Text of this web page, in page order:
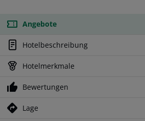
Angebote
Hotelbeschreibung
Hotelmerkmale
Bewertungen
Lage